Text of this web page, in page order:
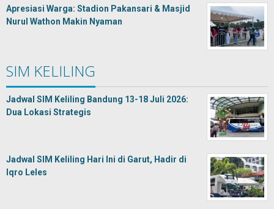
Apresiasi Warga: Stadion Pakansari & Masjid
Nurul Wathon Makin Nyaman
SIM KELILING
Jadwal SIM Keliling Bandung 13-18 Juli 2026:
Dua Lokasi Strategis
Jadwal SIM Keliling Hari Ini di Garut, Hadir di
Iqro Leles